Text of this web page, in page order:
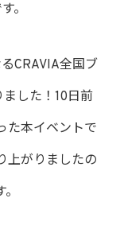
。
CRAVIA全国ブ
した！10日前
た本イベントで
上がりましたの